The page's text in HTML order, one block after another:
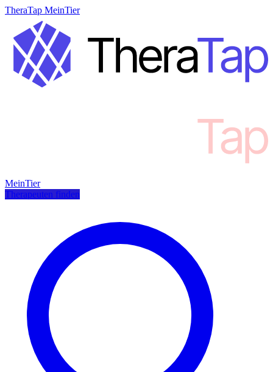
TheraTap MeinTier
MeinTier
Therapeuten finden